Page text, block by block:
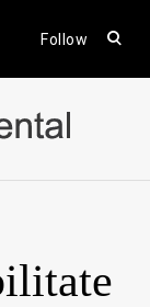
Follow
open
form